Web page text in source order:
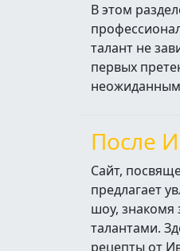
В этом
талант не
первых
После
Сайт,
предлагает
шоу, знакомя
талантами.
рецепты от